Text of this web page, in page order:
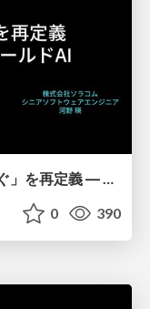
0 390